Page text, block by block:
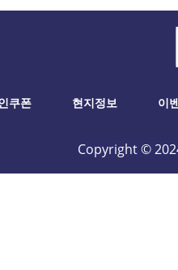
쿠폰 현지정보 이
Copyright ©